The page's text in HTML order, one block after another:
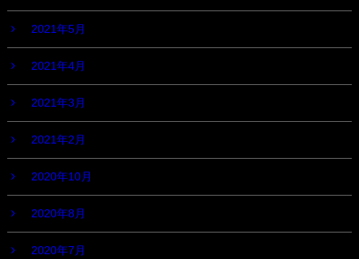
2021年5月
2021年4月
2021年3月
2021年2月
2020年10月
2020年8月
2020年7月